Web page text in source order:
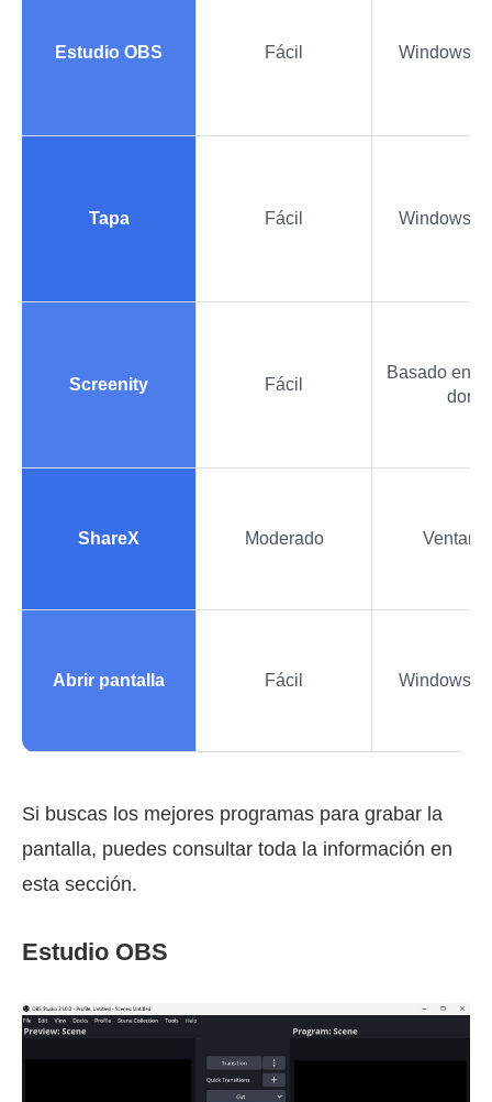
Estudio OBS Fácil Windows y
Tapa Fácil Windows y
Screenity Fácil
Basado en
dor
ShareX Moderado
Abrir pantalla Fácil Windows y
Si buscas los mejores programas para grabar la
pantalla, puedes consultar toda la información en
esta sección.
Estudio OBS